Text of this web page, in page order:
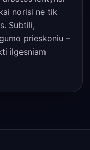
norisi ne tik
Subtili,
prieskoniu –
ilgesniam